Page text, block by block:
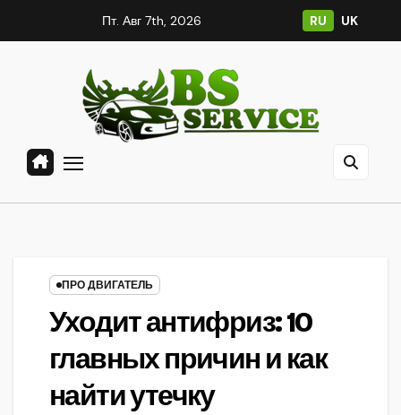
к
Пт. Авг 7th, 2026 RU UK
ПРО ДВИГАТЕЛЬ
Уходит антифриз: 10
главных причин и как
найти утечку